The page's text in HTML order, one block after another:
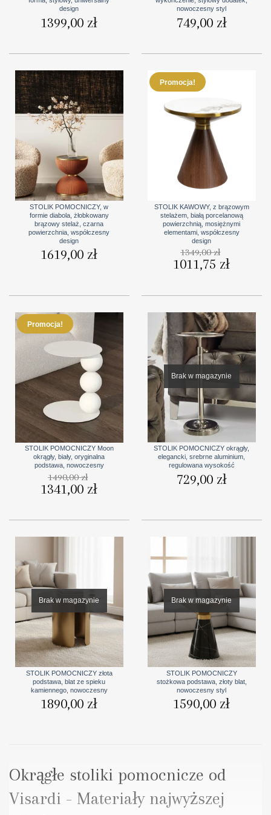
design
1399,00 zł
nowoczesny styl
749,00 zł
STOLIK POMOCNICZY, w
formie diabola, żłobkowany
brązowy stelaż, czarna
powierzchnia, współczesny
design
1619,00 zł
Promocja!
STOLIK KAWOWY, z brązowym
stelażem, białą porcelanową
powierzchnią, mosiężnymi
elementami, współczesny
design
1349,00zł
Pierwotna
cena
1011,75 złAktualna
cena
Promocja!
STOLIK POMOCNICZY Moon
okrągły, biały, oryginalna
podstawa, nowoczesny
1490,00zł
Pierwotna
cena
1341,00 złcena
Brak w magazynie
STOLIK POMOCNICZY okrągły,
elegancki, srebrne aluminium,
regulowana wysokość
729,00 zł
Brak w magazynie
STOLIK POMOCNICZY złota
podstawa, blat ze spieku
kamiennego, nowoczesny
1890,00 zł
Brak w magazynie
STOLIK POMOCNICZY
stożkowa podstawa, złoty blat,
nowoczesny styl
1590,00 zł
Okrągłe stoliki pomocnicze od
Visardi - Materiały najwyższej